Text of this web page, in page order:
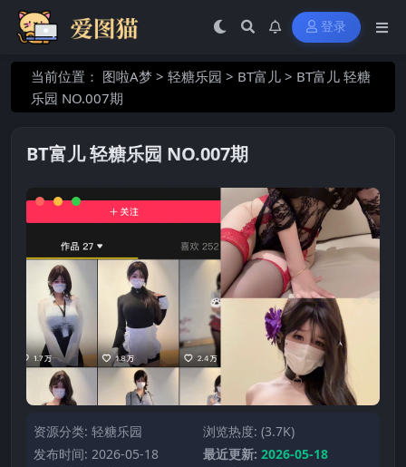
登录
当前位置： 图啦A梦 > 轻糖乐园 > BT富儿 > BT富儿 轻糖
乐园 NO.007期
BT富儿 轻糖乐园 NO.007期
资源分类: 轻糖乐园
浏览热度: (3.7K)
发布时间: 2026-05-18
最近更新: 2026-05-18